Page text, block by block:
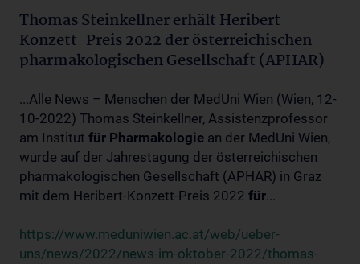
Thomas Steinkellner erhält Heribert-
Konzett-Preis 2022 der österreichischen
pharmakologischen Gesellschaft (APHAR)
...Alle News – Menschen der MedUni Wien (Wien, 12-
10-2022) Thomas Steinkellner, Assistenzprofessor
am Institut für Pharmakologie an der MedUni Wien,
wurde auf der Jahrestagung der österreichischen
pharmakologischen Gesellschaft (APHAR) in Graz
mit dem Heribert-Konzett-Preis 2022 für...
https://www.meduniwien.ac.at/web/ueber-
uns/news/2022/news-im-oktober-2022/thomas-